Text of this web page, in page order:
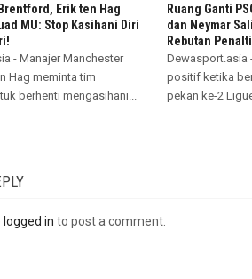
Erik ten Hag
MU: Stop Kasihani Diri
- Manajer Manchester
Hag meminta tim
berhenti mengasihani...
Ruang Ganti
dan Neymar
Rebutan
Dewasport.asia
positif ketika
pekan ke-2
logged in to post a comment.